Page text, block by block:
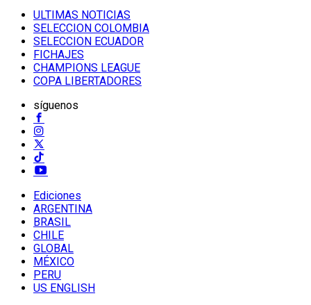
ULTIMAS NOTICIAS
SELECCION COLOMBIA
SELECCION ECUADOR
FICHAJES
CHAMPIONS LEAGUE
COPA LIBERTADORES
síguenos
Ediciones
ARGENTINA
BRASIL
CHILE
GLOBAL
MÉXICO
PERU
US ENGLISH